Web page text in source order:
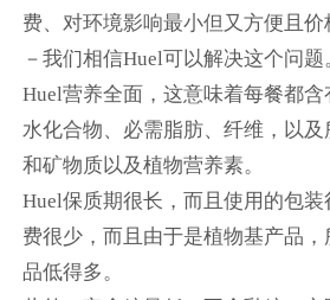
费、对环境影响最小但又方便且价
－我们相信Huel可以解决这个问题
Huel营养全面，这意味着每餐都
水化合物、必需脂肪、纤维，以
和矿物质以及植物营养素。
Huel保质期很长，而且使用的包
费很少，而且由于是植物基产品
品低得多。